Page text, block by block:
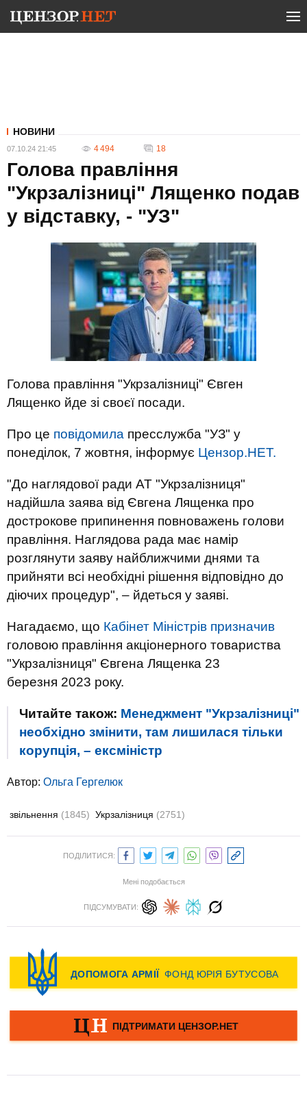
НОВИНИ
07.10.24 21:45 4 494 18
Голова правління
"Укрзалізниці" Лященко подав
у відставку, - "УЗ"
Голова правління "Укрзалізниці" Євген
Лященко йде зі своєї посади.
Про це повідомила пресслужба "УЗ" у
понеділок, 7 жовтня, інформує Цензор.НЕТ.
"До наглядової ради АТ "Укрзалізниця"
надійшла заява від Євгена Лященка про
дострокове припинення повноважень голови
правління. Наглядова рада має намір
розглянути заяву найближчими днями та
прийняти всі необхідні рішення відповідно до
діючих процедур", – йдеться у заяві.
Нагадаємо, що Кабінет Міністрів призначив
головою правління акціонерного товариства
"Укрзалізниця" Євгена Лященка 23
березня 2023 року.
Читайте також: Менеджмент "Укрзалізниці"
необхідно змінити, там лишилася тільки
корупція, – ексміністр
Автор: Ольга Гергелюк
звільнення (1845) Укрзалізниця (2751)
ПОДІЛИТИСЯ:
Мені подобається
ПІДСУМУВАТИ: